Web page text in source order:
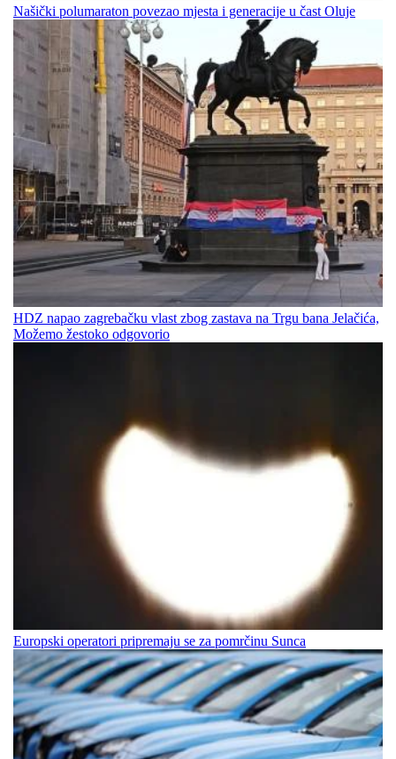
Našički polumaraton povezao mjesta i generacije u čast Oluje
HDZ napao zagrebačku vlast zbog zastava na Trgu bana Jelačića,
Možemo žestoko odgovorio
Europski operatori pripremaju se za pomrčinu Sunca